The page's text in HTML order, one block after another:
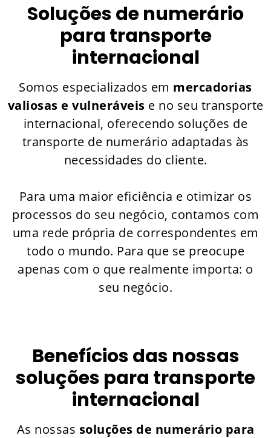
Soluções de numerário
para transporte
internacional
Somos especializados em mercadorias
valiosas e vulneráveis e no seu transporte
internacional, oferecendo soluções de
transporte de numerário adaptadas às
necessidades do cliente.
Para uma maior eficiência e otimizar os
processos do seu negócio, contamos com
uma rede própria de correspondentes em
todo o mundo. Para que se preocupe
apenas com o que realmente importa: o
seu negócio.
Benefícios das nossas
soluções para transporte
internacional
As nossas soluções de numerário para